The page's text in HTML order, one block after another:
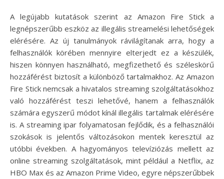
A legújabb kutatások szerint az Amazon Fire Stick a
legnépszerűbb eszköz az illegális streamelési lehetőségek
elérésére. Az új tanulmányok rávilágítanak arra, hogy a
felhasználók körében mennyire elterjedt ez a készülék,
hiszen könnyen használható, megfizethető és széleskörű
hozzáférést biztosít a különböző tartalmakhoz. Az Amazon
Fire Stick nemcsak a hivatalos streaming szolgáltatásokhoz
való hozzáférést teszi lehetővé, hanem a felhasználók
számára egyszerű módot kínál illegális tartalmak elérésére
is. A streaming ipar folyamatosan fejlődik, és a felhasználói
szokások is jelentős változásokon mentek keresztül az
utóbbi években. A hagyományos televíziózás mellett az
online streaming szolgáltatások, mint például a Netflix, az
HBO Max és az Amazon Prime Video, egyre népszerűbbek